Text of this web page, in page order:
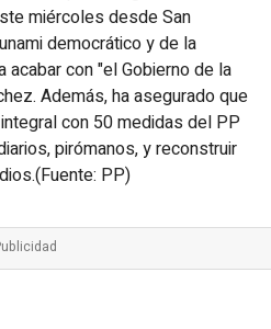
miércoles desde San
democrático y de la
acabar con "el Gobierno de la
Además, ha asegurado que
con 50 medidas del PP
pirómanos, y reconstruir
PP)